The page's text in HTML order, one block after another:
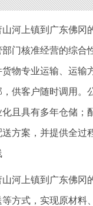
山河上镇到广东佛冈
部门核准经营的综合
货物专业运输、运输
，供客户随时调用。
且具有多年仓储；
送方案，并提供全过
山河上镇到广东佛冈
等方式，实现原材料